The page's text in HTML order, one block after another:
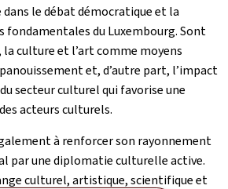
le débat démocratique et la
fondamentales du Luxembourg. Sont
la culture et l’art comme moyens
et, d’autre part, l’impact
secteur culturel qui favorise une
acteurs culturels.
à renforcer son rayonnement
par une diplomatie culturelle active.
culturel, artistique, scientifique et